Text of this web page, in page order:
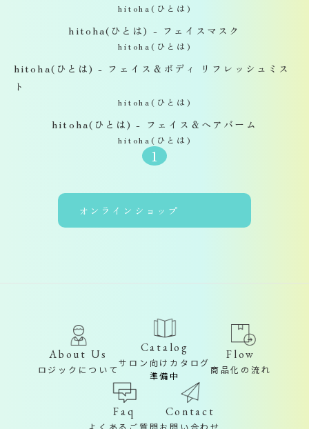
hitoha(ひとは)
hitoha(ひとは) - フェイスマスク
hitoha(ひとは)
hitoha(ひとは) - フェイス＆ボディ リフレッシュミス
ト
hitoha(ひとは)
hitoha(ひとは) - フェイス＆ヘアバーム
hitoha(ひとは)
1
オンラインショップ
About Us
ロジックについて
Catalog
サロン向けカタログ
準備中
Flow
商品化の流れ
Faq Contact